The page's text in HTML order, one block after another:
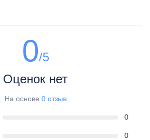
0/5
Оценок нет
На основе 0 отзыв
0
0